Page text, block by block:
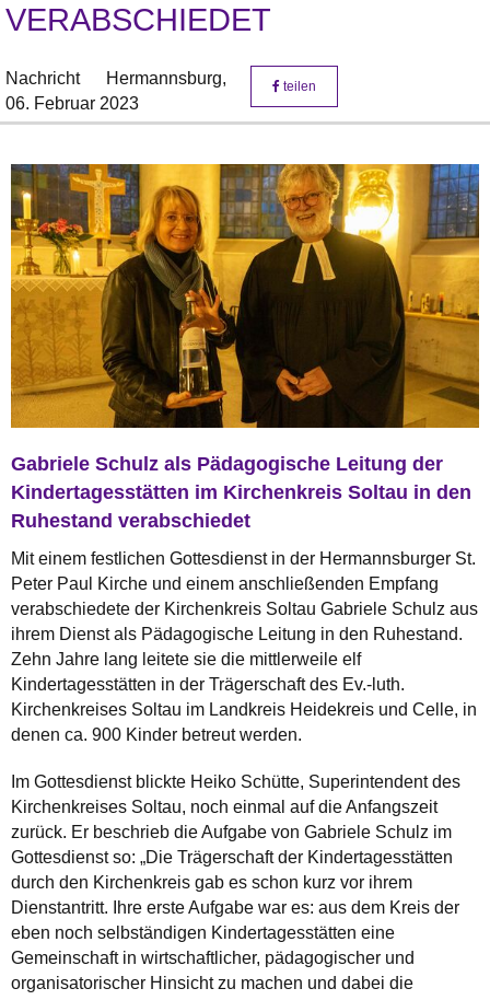
VERABSCHIEDET
Nachricht
Hermannsburg,
06. Februar 2023
teilen
Gabriele Schulz als Pädagogische Leitung der
Kindertagesstätten im Kirchenkreis Soltau in den
Ruhestand verabschiedet
Mit einem festlichen Gottesdienst in der Hermannsburger St.
Peter Paul Kirche und einem anschließenden Empfang
verabschiedete der Kirchenkreis Soltau Gabriele Schulz aus
ihrem Dienst als Pädagogische Leitung in den Ruhestand.
Zehn Jahre lang leitete sie die mittlerweile elf
Kindertagesstätten in der Trägerschaft des Ev.-luth.
Kirchenkreises Soltau im Landkreis Heidekreis und Celle, in
denen ca. 900 Kinder betreut werden.
Im Gottesdienst blickte Heiko Schütte, Superintendent des
Kirchenkreises Soltau, noch einmal auf die Anfangszeit
zurück. Er beschrieb die Aufgabe von Gabriele Schulz im
Gottesdienst so: „Die Trägerschaft der Kindertagesstätten
durch den Kirchenkreis gab es schon kurz vor ihrem
Dienstantritt. Ihre erste Aufgabe war es: aus dem Kreis der
eben noch selbständigen Kindertagesstätten eine
Gemeinschaft in wirtschaftlicher, pädagogischer und
organisatorischer Hinsicht zu machen und dabei die